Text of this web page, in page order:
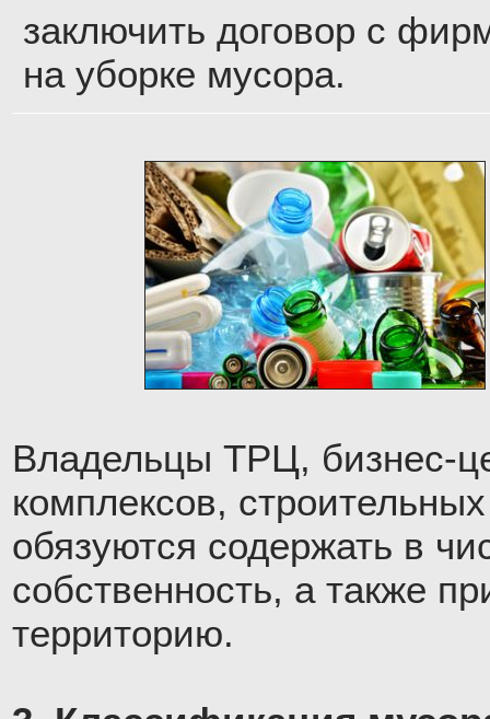
заключить договор с
на уборке мусора.
Владельцы ТРЦ, бизнес-
комплексов,
обязуются содержать в
собственность, а также
территорию.